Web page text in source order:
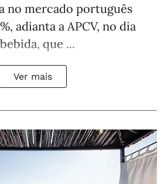
no mercado português
adianta a APCV, no dia
que ...
Ver mais